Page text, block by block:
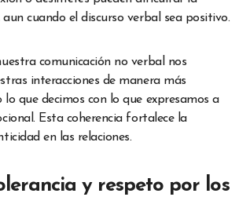
aun cuando el discurso verbal sea positivo.
comunicación no verbal nos
interacciones de manera más
que decimos con lo que expresamos a
Esta coherencia fortalece la
en las relaciones.
y respeto por los